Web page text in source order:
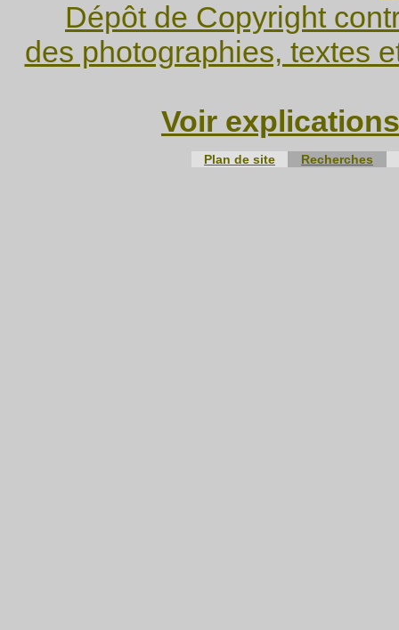
Dépôt de Copyright
des photographies, textes
Voir
Plan de site Recherches